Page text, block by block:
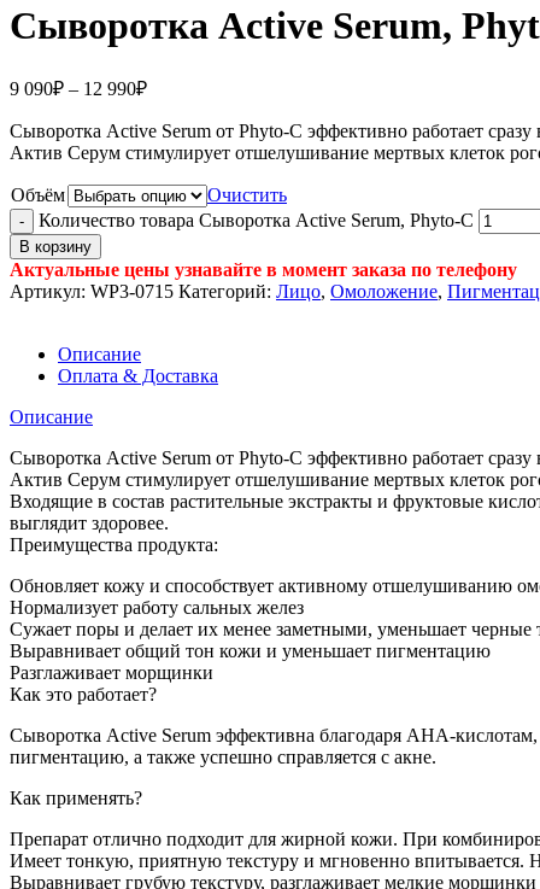
Сыворотка Active Serum,
9 090₽ – 12 990₽
Сыворотка Active Serum от Phyto-С эффективно работает
Актив Серум стимулирует отшелушивание мертвых клеток
Объём
Очистить
Количество товара Сыворотка Active Serum, Phyto-C
В корзину
Актуальные цены узнавайте в момент заказа по телефону
Артикул: WP3-0715 Категорий: Лицо, Омоложение,
Описание
Оплата & Доставка
Описание
Сыворотка Active Serum от Phyto-С эффективно работает
Актив Серум стимулирует отшелушивание мертвых клеток
Входящие в состав растительные экстракты и фруктовые
выглядит здоровее.
Преимущества продукта:
Обновляет кожу и способствует активному отшелушиванию
Нормализует работу сальных желез
Сужает поры и делает их менее заметными, уменьшает черные
Выравнивает общий тон кожи и уменьшает пигментацию
Разглаживает морщинки
Как это работает?
Сыворотка Active Serum эффективна благодаря АНА-
пигментацию, а также успешно справляется с акне.
Как применять?
Препарат отлично подходит для жирной кожи. При
Имеет тонкую, приятную текстуру и мгновенно впитывается.
Выравнивает грубую текстуру, разглаживает мелкие